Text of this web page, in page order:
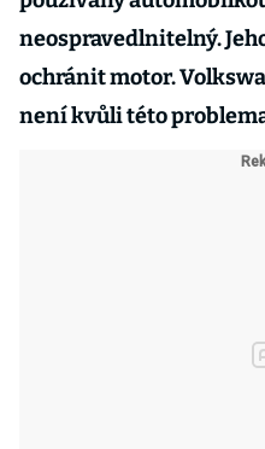
neospravedlnitelný.
ochránit motor.
není kvůli této